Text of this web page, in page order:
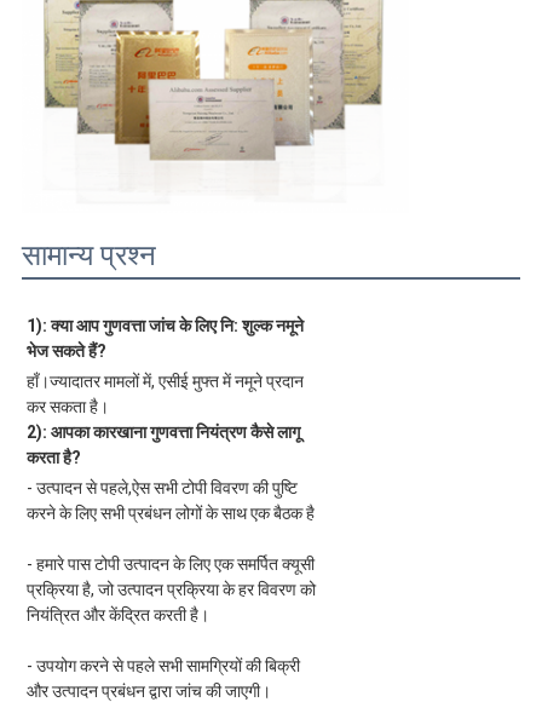
सामान्य प्रश्न
1): क्या आप गुणवत्ता जांच के लिए नि: शुल्क नमूने
भेज सकते हैं?
हाँ।ज्यादातर मामलों में, एसीई मुफ्त में नमूने प्रदान
कर सकता है।
2): आपका कारखाना गुणवत्ता नियंत्रण कैसे लागू
करता है?
- उत्पादन से पहले,ऐस सभी टोपी विवरण की पुष्टि
करने के लिए सभी प्रबंधन लोगों के साथ एक बैठक है
- हमारे पास टोपी उत्पादन के लिए एक समर्पित क्यूसी
प्रक्रिया है, जो उत्पादन प्रक्रिया के हर विवरण को
नियंत्रित और केंद्रित करती है।
- उपयोग करने से पहले सभी सामग्रियों की बिक्री
और उत्पादन प्रबंधन द्वारा जांच की जाएगी।